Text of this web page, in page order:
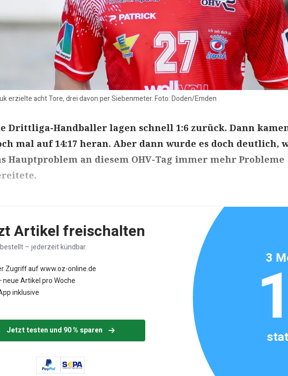
erzielte acht Tore, drei davon per Siebenmeter. Foto: Doden/Emden
Drittliga-Handballer lagen schnell 1:6 zurück. Dann
mal auf 14:17 heran. Aber dann wurde es doch deutlich,
Hauptproblem an diesem OHV-Tag immer mehr Probleme
Artikel freischalten
– jederzeit kündbar.
Zugriff auf www.oz-online.de
neue Artikel pro Woche
inklusive
Jetzt testen und 90 % sparen
3